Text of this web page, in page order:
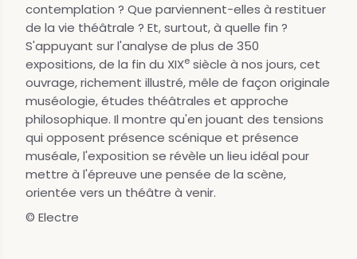
contemplation ? Que parviennent-elles à restituer
de la vie théâtrale ? Et, surtout, à quelle fin ?
S'appuyant sur l'analyse de plus de 350
expositions, de la fin du XIXe siècle à nos jours, cet
ouvrage, richement illustré, mêle de façon originale
muséologie, études théâtrales et approche
philosophique. Il montre qu'en jouant des tensions
qui opposent présence scénique et présence
muséale, l'exposition se révèle un lieu idéal pour
mettre à l'épreuve une pensée de la scène,
orientée vers un théâtre à venir.
© Electre